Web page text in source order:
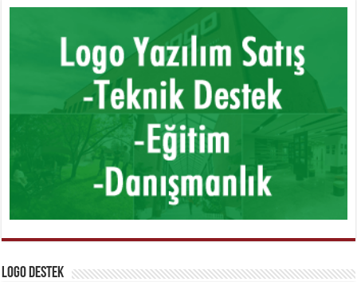
Logo Destek